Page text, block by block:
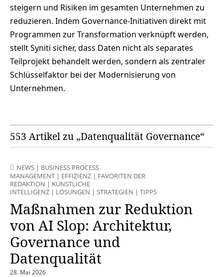
steigern und Risiken im gesamten Unternehmen zu
reduzieren. Indem Governance-Initiativen direkt mit
Programmen zur Transformation verknüpft werden,
stellt Syniti sicher, dass Daten nicht als separates
Teilprojekt behandelt werden, sondern als zentraler
Schlüsselfaktor bei der Modernisierung von
Unternehmen.
553 Artikel zu „Datenqualität Governance“
NEWS | BUSINESS PROCESS
MANAGEMENT | EFFIZIENZ | FAVORITEN DER
REDAKTION | KÜNSTLICHE
INTELLIGENZ | LÖSUNGEN | STRATEGIEN | TIPPS
Maßnahmen zur Reduktion
von AI Slop: Architektur,
Governance und
Datenqualität
28. Mai 2026